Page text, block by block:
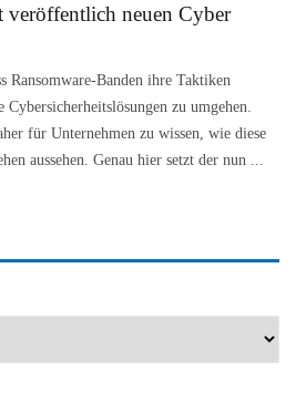
veröffentlich neuen Cyber
Ransomware-Banden ihre Taktiken
zu umgehen.
für Unternehmen zu wissen, wie diese
aussehen. Genau hier setzt der nun ...